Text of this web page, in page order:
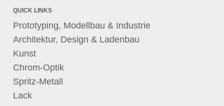
QUICK LINKS
Prototyping, Modellbau & Industrie
Architektur, Design & Ladenbau
Kunst
Chrom-Optik
Spritz-Metall
Lack